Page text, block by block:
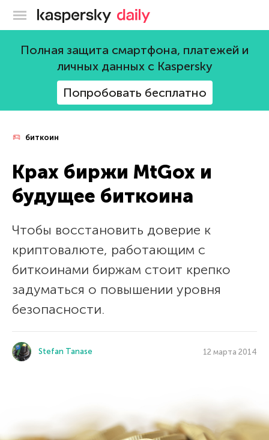
Блог Касперского
Полная защита смартфона, платежей и
личных данных с Kaspersky
Попробовать бесплатно
биткоин
Крах биржи MtGox и
будущее биткоина
Чтобы восстановить доверие к
криптовалюте, работающим с
биткоинами биржам стоит крепко
задуматься о повышении уровня
безопасности.
Stefan Tanase 12 марта 2014